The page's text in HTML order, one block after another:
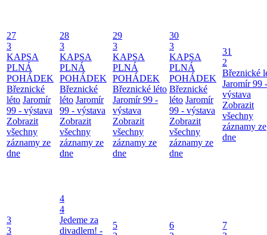
27
3
KAPSA
PLNÁ
POHÁDEK
Březnické
léto Jaromír
99 - výstava
Zobrazit
všechny
záznamy ze
dne
28
3
KAPSA
PLNÁ
POHÁDEK
Březnické
léto Jaromír
99 - výstava
Zobrazit
všechny
záznamy ze
dne
29
3
KAPSA
PLNÁ
POHÁDEK
Březnické léto
Jaromír 99 -
výstava
Zobrazit
všechny
záznamy ze
dne
30
3
KAPSA
PLNÁ
POHÁDEK
Březnické
léto Jaromír
99 - výstava
Zobrazit
všechny
záznamy ze
dne
31
2
Březnické
Jaromír 99 -
výstava
Zobrazit
všechny
záznamy ze
dne
3
3
4
4
Jedeme za
divadlem! -
5
6
7